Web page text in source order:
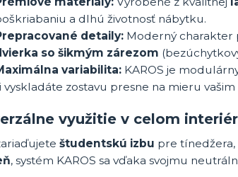
a dlhú životnosť nábytku.
detaily: Moderný charakter
so šikmým zárezom
variabilita: KAROS je
vyskladáte zostavu presne na mieru
využitie v celom
študentskú izbu pre
, systém KAROS sa vďaka svojmu